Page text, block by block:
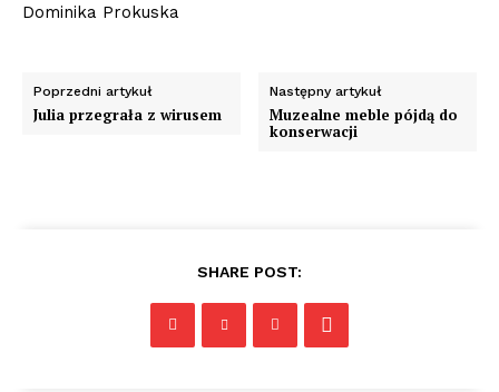
Dominika Prokuska
Poprzedni artykuł
Julia przegrała z wirusem
Następny artykuł
Muzealne meble pójdą do
konserwacji
SHARE POST: